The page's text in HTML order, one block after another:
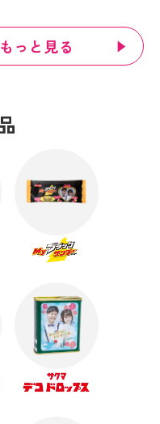
っと見る